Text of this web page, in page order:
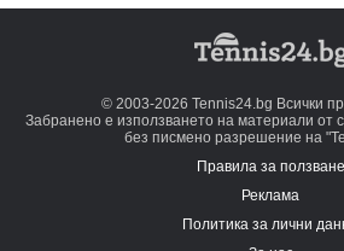
© 2003-2026 Tennis24.bg Всички
Забранено е използването на материали от
без писмено разрешение на
Правила за ползване
Реклама
Политика за лични